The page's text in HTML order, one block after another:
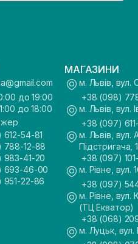
до 19:00
до 18:00
54-81
788-12-88
983-41-20
693-46-00
951-22-86
МАГАЗИНИ
м. Львів, вул.
+38 (098)
м. Львів, вул.
+38 (097)
м. Львів, вул.
Підстригача,
+38 (097)
м. Рівне, вул.
+38 (097)
м. Рівне, вул.
(ТЦ Екватор)
+38 (068)
м. Луцьк, вул.